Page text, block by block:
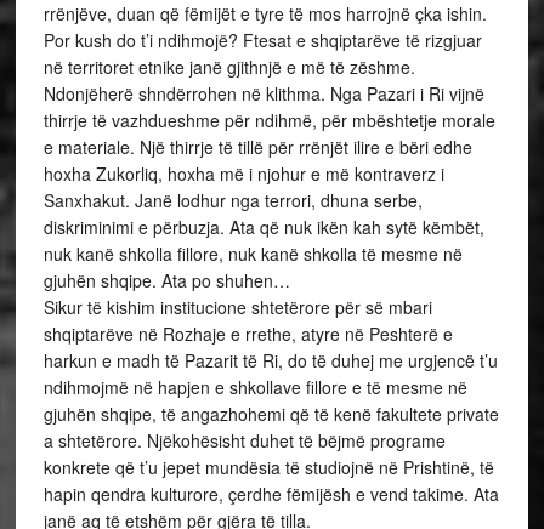
rrënjëve, duan që fëmijët e tyre të mos harrojnë çka ishin.
Por kush do t’i ndihmojë? Ftesat e shqiptarëve të rizgjuar
në territoret etnike janë gjithnjë e më të zëshme.
Ndonjëherë shndërrohen në klithma. Nga Pazari i Ri vijnë
thirrje të vazhdueshme për ndihmë, për mbështetje morale
e materiale. Një thirrje të tillë për rrënjët ilire e bëri edhe
hoxha Zukorliq, hoxha më i njohur e më kontraverz i
Sanxhakut. Janë lodhur nga terrori, dhuna serbe,
diskriminimi e përbuzja. Ata që nuk ikën kah sytë këmbët,
nuk kanë shkolla fillore, nuk kanë shkolla të mesme në
gjuhën shqipe. Ata po shuhen…
Sikur të kishim institucione shtetërore për së mbari
shqiptarëve në Rozhaje e rrethe, atyre në Peshterë e
harkun e madh të Pazarit të Ri, do të duhej me urgjencë t’u
ndihmojmë në hapjen e shkollave fillore e të mesme në
gjuhën shqipe, të angazhohemi që të kenë fakultete private
a shtetërore. Njëkohësisht duhet të bëjmë programe
konkrete që t’u jepet mundësia të studiojnë në Prishtinë, të
hapin qendra kulturore, çerdhe fëmijësh e vend takime. Ata
janë aq të etshëm për gjëra të tilla.